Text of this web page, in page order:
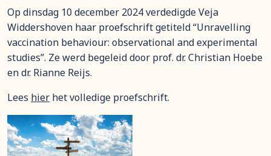
Op dinsdag 10 december 2024 verdedigde Veja
Widdershoven haar proefschrift getiteld “Unravelling
vaccination behaviour: observational and experimental
studies”. Ze werd begeleid door prof. dr. Christian Hoebe
en dr. Rianne Reijs.
Lees hier het volledige proefschrift.